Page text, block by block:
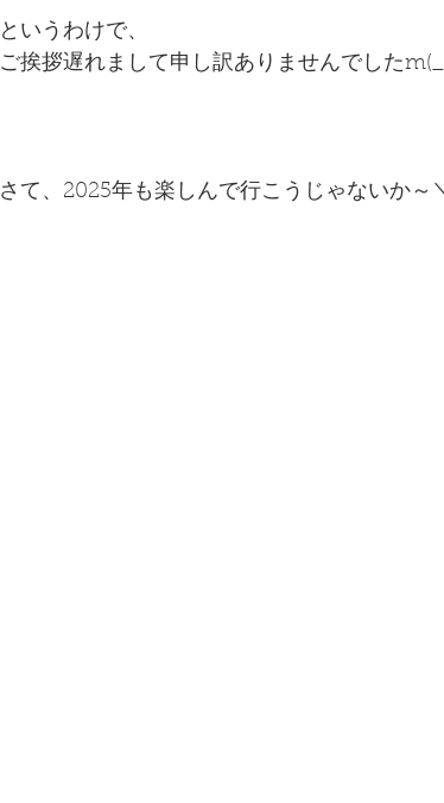
というわけで、
ご挨拶遅れまして申し訳ありませんでした
さて、2025年も楽しんで行こうじゃないか～